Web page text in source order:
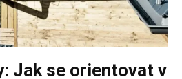
Jak se orientovat v